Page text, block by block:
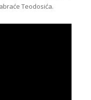
Teodosića.